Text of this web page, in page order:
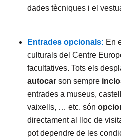
dades tècniques i el
Entrades opcionals: En
culturals del Centre
facultatives. Tots els
autocar son sempre
entrades a museus,
vaixells, … etc. són
directament al lloc de
pot dependre de les